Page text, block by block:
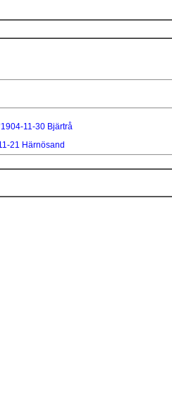
11-30 Bjärtrå
21 Härnösand